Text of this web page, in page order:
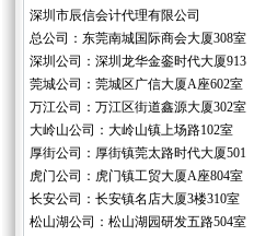
深圳市辰信会计代理有限公司
总公司：东莞南城国际商会大厦308室
深圳公司：深圳龙华金銮时代大厦913
莞城公司：莞城区广信大厦A座602室
万江公司：万江区街道鑫源大厦302室
大岭山公司：大岭山镇上场路102室
厚街公司：厚街镇莞太路时代大厦501
虎门公司：虎门镇工贸大厦A座804室
长安公司：长安镇名店大厦3楼310室
松山湖公司：松山湖园研发五路504室